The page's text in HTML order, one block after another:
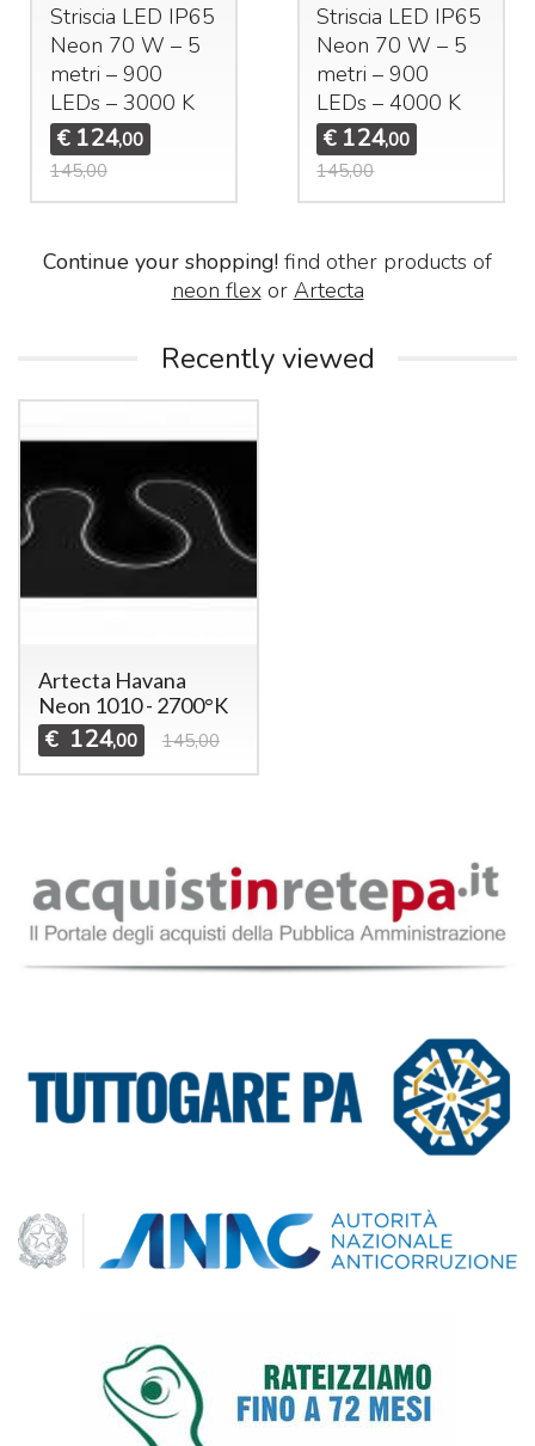
Striscia LED IP65
Neon 70 W – 5
metri – 900
LEDs – 3000 K
€ 124,00
145,00
Striscia LED IP65
Neon 70 W – 5
metri – 900
LEDs – 4000 K
€ 124,00
145,00
Continue your shopping! find other products of
neon flexor Artecta
Recently viewed
Artecta Havana
Neon 1010 - 2700°K
€ 124,00 145,00